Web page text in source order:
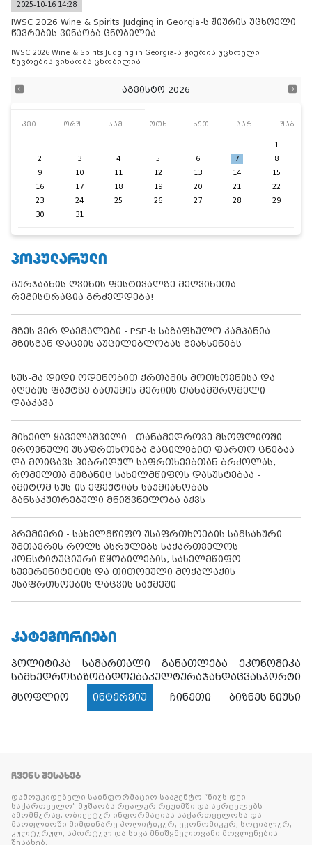
2025-10-16 14:28
IWSC 2026 Wine & Spirits Judging in Georgia-ს ჟიურის უცხოელი
წევრების ვინაობა ცნობილია
IWSC 2026 Wine & Spirits Judging in Georgia-ს ჟიურის უცხოელი
წევრების ვინაობა ცნობილია
აგვისტო 2026
კვი ორშ სამ ოთხ ხუთ პარ შაბ
1
2
3 4 5 6 7
8
9
10 11 12 13 14
15
16
17 18 19 20 21
22
23
24 25 26 27 28
29
30
31
ᲞᲝᲞᲣᲚᲐᲠᲣᲚᲘ
გურჯაანის ღვინის ფესტივალზე მეღვინეთა
რეგისტრაცია გრძელდება!
მზეს ვერ დაემალები - PSP-ს საზაფხულო კამპანია
მზისგან დაცვის აუცილებლობას გვახსენებს
სუს-მა დიდი ოდენობით ქრთამის მოთხოვნისა და
აღების ფაქტზე ბათუმის მერიის თანამშრომელი
დააკავა
მიხეილ ყაველაშვილი - თანამედროვე მსოფლიოში
ეროვნული უსაფრთხოება გაცილებით ფართო ცნებაა
და მოიცავს ჰიბრიდულ საფრთხეებთან ბრძოლას,
რომელთა მიზანიც სახელმწიფოს დასუსტებაა -
ამიტომ სუს-ის ეფექტიან საქმიანობას
განსაკუთრებული მნიშვნელობა აქვს
პრემიერი - სახელმწიფო უსაფრთხოების სამსახური
უმთავრეს როლს ასრულებს საქართველოს
კონსტიტუციური წყობილების, სახელმწიფო
სუვერენიტეტის და თითოეული მოქალაქის
უსაფრთხოების დაცვის საქმეში
ᲙᲐᲢᲔᲒᲝᲠᲘᲔᲑᲘ
პოლიტიკა სამართალი განათლება
ეკონომიკა
სამხედროსაზოგადოებაკულტურაჯანდაცვასპორტი
მსოფლიო
ინტერვიუ ჩინეთი ბიზნეს ნიუსი
ᲩᲕᲔᲜᲡ ᲨᲔᲡᲐᲮᲔᲑ
დამოუკიდებელი საინფორმაციო სააგენტო “ნიუს დეი
საქართველო” მუშაობს რეალურ რეჟიმში და ავრცელებს
ამომწურავ, ობიექტურ ინფორმაციას საქართველოსა და
მსოფლიოში მიმდინარე პოლიტიკურ, ეკონომიკურ, სოციალურ,
კულტურულ, სპორტულ და სხვა მნიშვნელოვანი მოვლენების
შესახებ.